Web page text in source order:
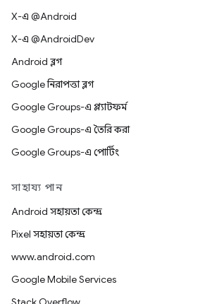
X-এ @Android
X-এ @AndroidDev
Android ব্লগ
Google নিরাপত্তা ব্লগ
Google Groups-এ প্ল্যাটফর্ম
Google Groups-এ তৈরি করা
Google Groups-এ পোর্টিং
সাহায্য পান
Android সহায়তা কেন্দ্র
Pixel সহায়তা কেন্দ্র
www.android.com
Google Mobile Services